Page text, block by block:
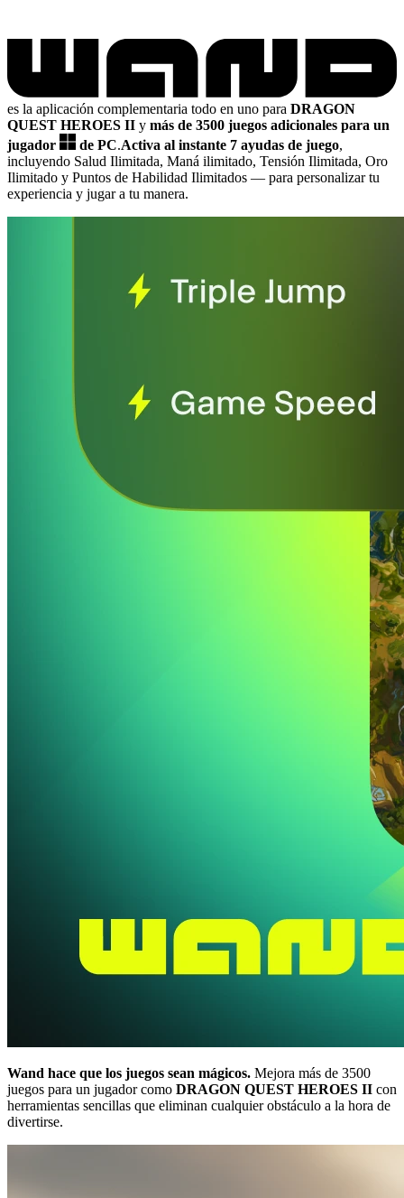
es la aplicación complementaria todo en uno para DRAGON
QUEST HEROES II y más de 3500 juegos adicionales para un
jugador
de PC.Activa al instante 7 ayudas de juego,
incluyendo Salud Ilimitada, Maná ilimitado, Tensión Ilimitada, Oro
Ilimitado y Puntos de Habilidad Ilimitados — para personalizar tu
experiencia y jugar a tu manera.
Wand hace que los juegos sean mágicos. Mejora más de 3500
juegos para un jugador como DRAGON QUEST HEROES II con
herramientas sencillas que eliminan cualquier obstáculo a la hora de
divertirse.